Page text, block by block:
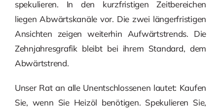
spekulieren. In den kurzfristigen Zeitbereichen
liegen Abwärtskanäle vor. Die zwei längerfristigen
Ansichten zeigen weiterhin Aufwärtstrends. Die
Zehnjahresgrafik bleibt bei ihrem Standard, dem
Abwärtstrend.
Unser Rat an alle Unentschlossenen lautet: Kaufen
Sie, wenn Sie Heizöl benötigen. Spekulieren Sie,